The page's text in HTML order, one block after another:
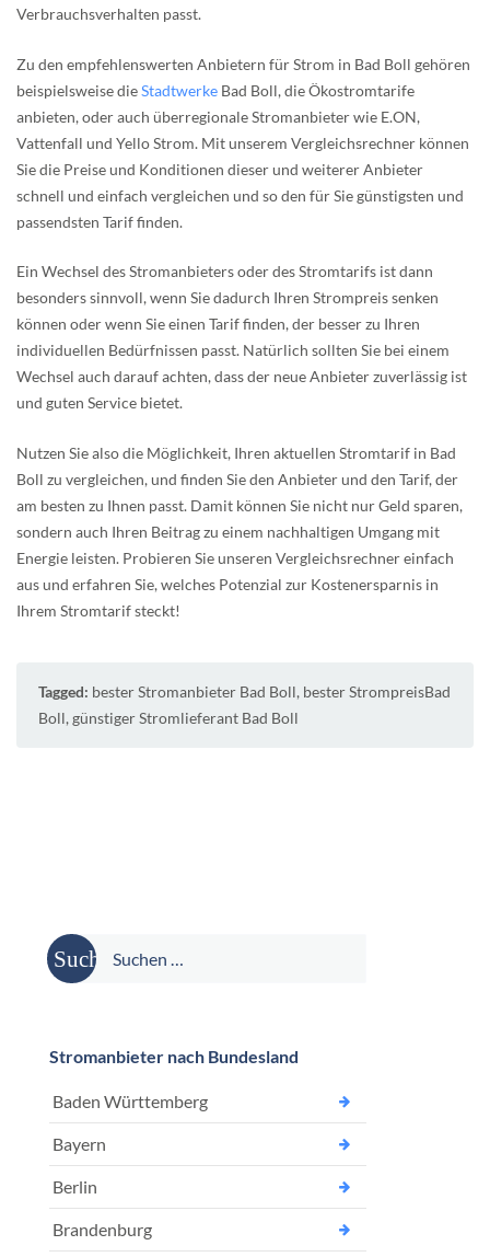
Verbrauchsverhalten passt.
Zu den empfehlenswerten Anbietern für Strom in Bad Boll gehören
beispielsweise dieStadtwerke Bad Boll, die Ökostromtarife
anbieten, oder auch überregionale Stromanbieter wie E.ON,
Vattenfall und Yello Strom. Mit unserem Vergleichsrechner können
Sie die Preise und Konditionen dieser und weiterer Anbieter
schnell und einfach vergleichen und so den für Sie günstigsten und
passendsten Tarif finden.
Ein Wechsel des Stromanbieters oder des Stromtarifs ist dann
besonders sinnvoll, wenn Sie dadurch Ihren Strompreis senken
können oder wenn Sie einen Tarif finden, der besser zu Ihren
individuellen Bedürfnissen passt. Natürlich sollten Sie bei einem
Wechsel auch darauf achten, dass der neue Anbieter zuverlässig ist
und guten Service bietet.
Nutzen Sie also die Möglichkeit, Ihren aktuellen Stromtarif in Bad
Boll zu vergleichen, und finden Sie den Anbieter und den Tarif, der
am besten zu Ihnen passt. Damit können Sie nicht nur Geld sparen,
sondern auch Ihren Beitrag zu einem nachhaltigen Umgang mit
Energie leisten. Probieren Sie unseren Vergleichsrechner einfach
aus und erfahren Sie, welches Potenzial zur Kostenersparnis in
Ihrem Stromtarif steckt!
Tagged: bester Stromanbieter Bad Boll, bester StrompreisBad
Boll, günstiger Stromlieferant Bad Boll
Suche
nach:
Stromanbieter nach Bundesland
Baden Württemberg
Bayern
Berlin
Brandenburg